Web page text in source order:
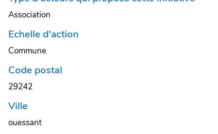
Association
Echelle d'action
Commune
Code postal
29242
Ville
ouessant